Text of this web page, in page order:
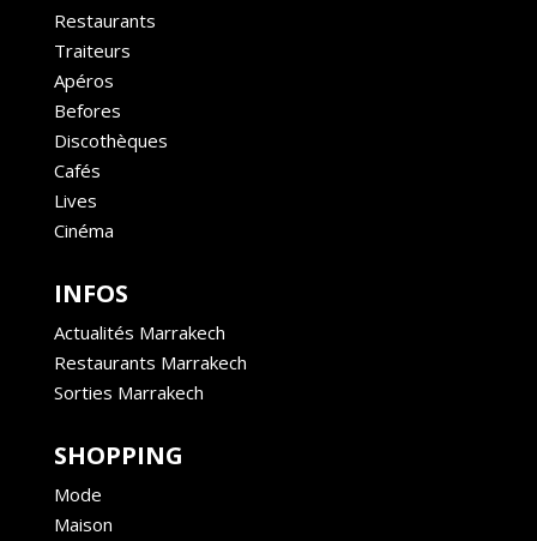
Restaurants
Traiteurs
Apéros
Befores
Discothèques
Cafés
Lives
Cinéma
INFOS
Actualités Marrakech
Restaurants Marrakech
Sorties Marrakech
SHOPPING
Mode
Maison